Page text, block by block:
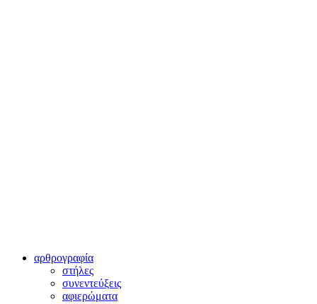
αρθρογραφία
στήλες
συνεντεύξεις
αφιερώματα